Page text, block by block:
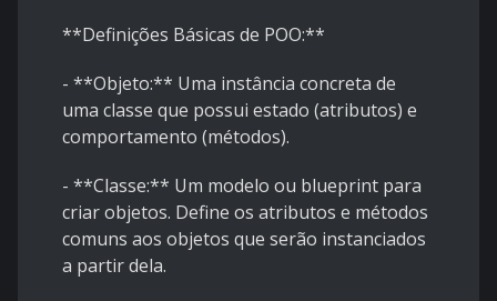
**Definições Básicas de POO:**
- **Objeto:** Uma instância concreta de
uma classe que possui estado (atributos) e
comportamento (métodos).
- **Classe:** Um modelo ou blueprint para
criar objetos. Define os atributos e métodos
comuns aos objetos que serão instanciados
a partir dela.